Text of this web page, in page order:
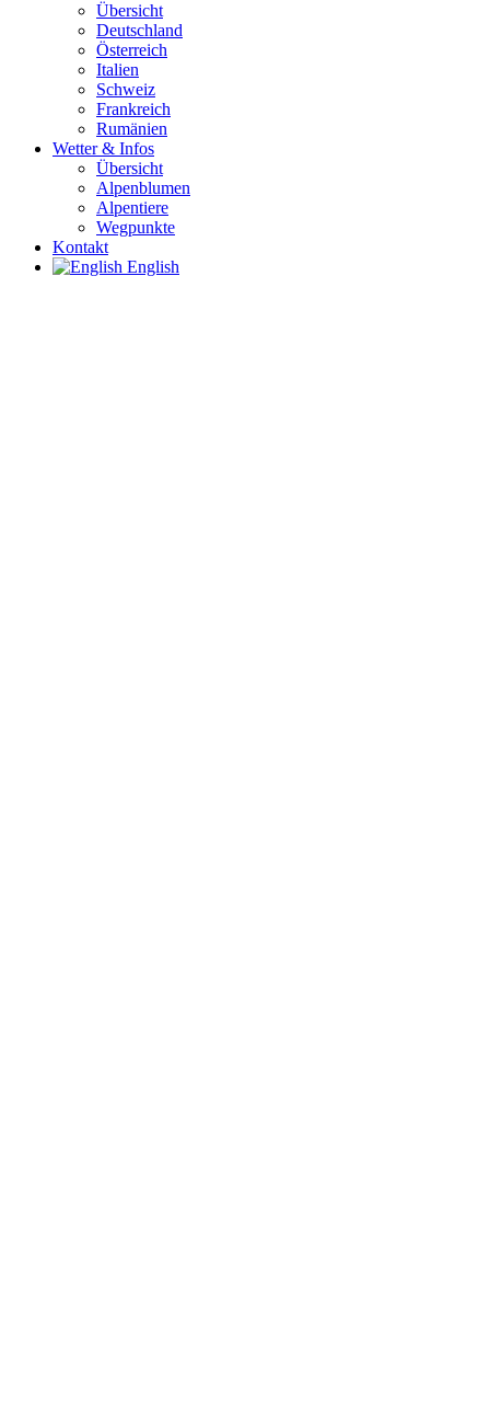
Übersicht
Deutschland
Österreich
Italien
Schweiz
Frankreich
Rumänien
Wetter & Infos
Übersicht
Alpenblumen
Alpentiere
Wegpunkte
Kontakt
English